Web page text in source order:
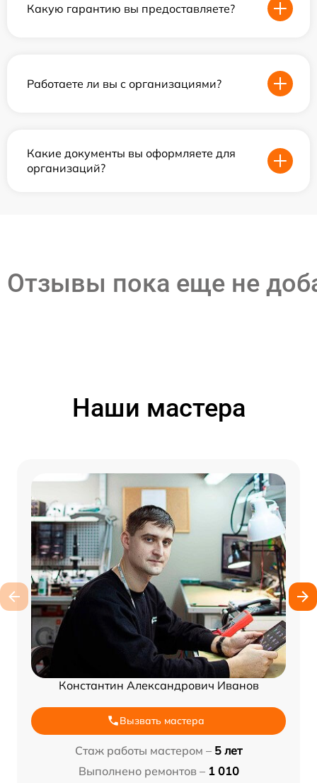
Какую гарантию вы предоставляете?
Работаете ли вы с организациями?
Какие документы вы оформляете для
организаций?
Отзывы пока еще не
Наши мастера
Константин Александрович Иванов
Вызвать мастера
Стаж работы мастером – 5 лет
Выполнено ремонтов – 1 010